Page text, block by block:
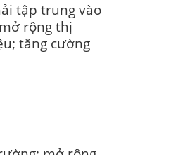
tập trung vào
rộng thị
tăng cường